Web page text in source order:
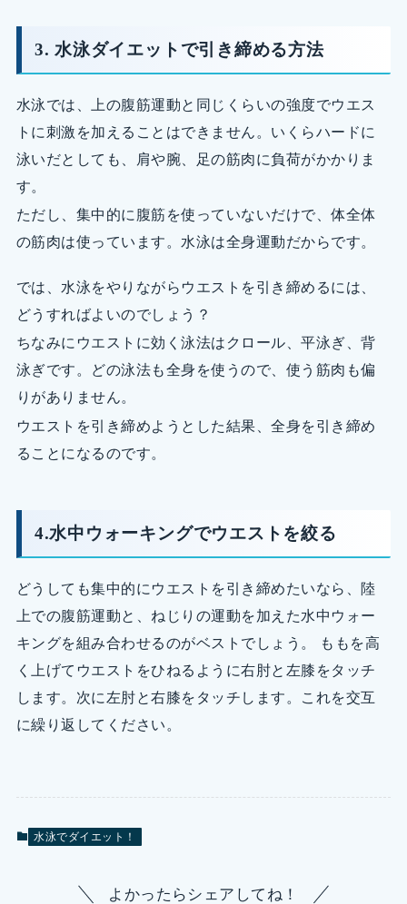
3. 水泳ダイエットで引き締める方法
水泳では、上の腹筋運動と同じくらいの強度でウエス
トに刺激を加えることはできません。いくらハードに
泳いだとしても、肩や腕、足の筋肉に負荷がかかりま
す。
ただし、集中的に腹筋を使っていないだけで、体全体
の筋肉は使っています。水泳は全身運動だからです。
では、水泳をやりながらウエストを引き締めるには、
どうすればよいのでしょう？
ちなみにウエストに効く泳法はクロール、平泳ぎ、背
泳ぎです。どの泳法も全身を使うので、使う筋肉も偏
りがありません。
ウエストを引き締めようとした結果、全身を引き締め
ることになるのです。
4.水中ウォーキングでウエストを絞る
どうしても集中的にウエストを引き締めたいなら、陸
上での腹筋運動と、ねじりの運動を加えた水中ウォー
キングを組み合わせるのがベストでしょう。 ももを高
く上げてウエストをひねるように右肘と左膝をタッチ
します。次に左肘と右膝をタッチします。これを交互
に繰り返してください。
水泳でダイエット！
よかったらシェアしてね！